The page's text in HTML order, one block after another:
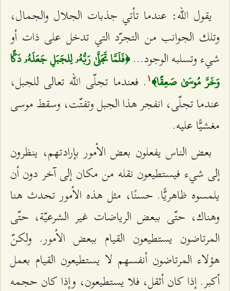
يقول الله: عندما تأتي جذبات الجلال والجمال،
وتلك الجوانب من التجرّد التي تدخل على ذات أو
شيء وتسلبه الوجود...﴿فَلَمَّا تَجَلَّىٰ رَبُّهُۥ لِلجَبَلِ جَعَلَهُۥ دَكًّا
وَخَرَّ مُوسَىٰ صَعِقًا﴾۱ . فعندما تجلّى الله تعالى للجبل،
عندما تجلّى، انفجر هذا الجبل وتفتّت، وسقط موسى
مغشيًّا عليه.
بعض الناس يفعلون بعض الأمور بإرادتهم، ينظرون
إلى شيء فيستطيعون نقله من مكان إلى آخر دون أن
يلمسوه ظاهريًّا. حسنًا، مثل هذه الأمور تحدث هنا
وهناك، حتّى ببعض الرياضات غير الشرعيّة، حتّى
المرتاضون يستطيعون القيام ببعض الأمور. ولكنّ
هؤلاء المرتاضون أنفسهم لا يستطيعون القيام بعمل
أكبر. إذا كان أثقل، فلا يستطيعون، وإذا كان حجمه